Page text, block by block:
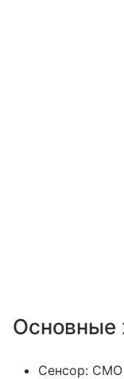
Основные
Сенсор: